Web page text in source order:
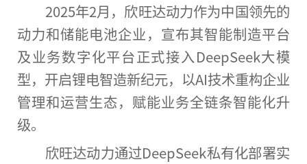
2025年2月，欣旺达动力作为中国领先的
动力和储能电池企业，宣布其智能制造平台
及业务数字化平台正式接入DeepSeek大模
型，开启锂电智造新纪元，以AI技术重构企业
管理和运营生态，赋能业务全链条智能化升
级。
欣旺达动力通过DeepSeek私有化部署实